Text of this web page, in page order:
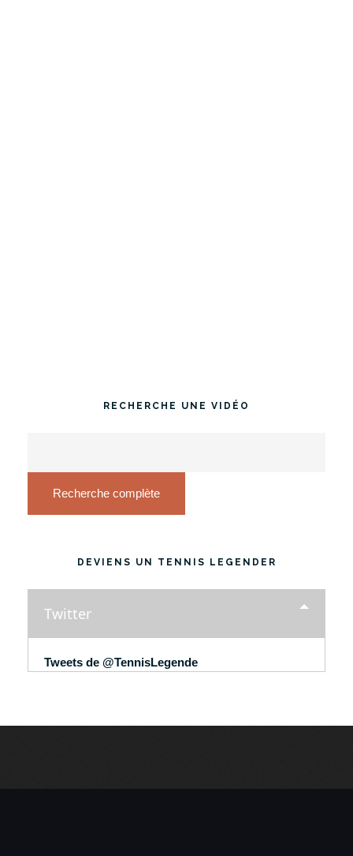
RECHERCHE UNE VIDÉO
Recherche complète
DEVIENS UN TENNIS LEGENDER
Twitter
Tweets de @TennisLegende